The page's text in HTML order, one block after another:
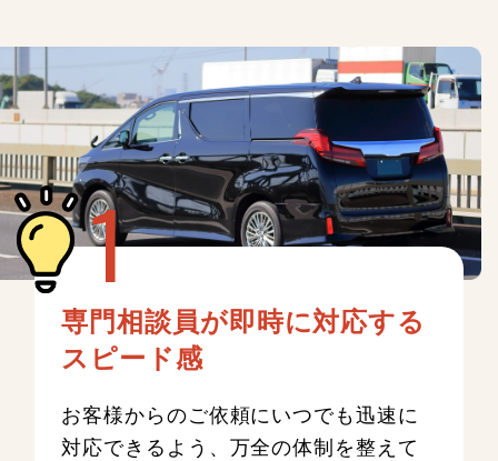
専門相談員が即時に対応する
スピード感
お客様からのご依頼にいつでも迅速に
対応できるよう、万全の体制を整えて